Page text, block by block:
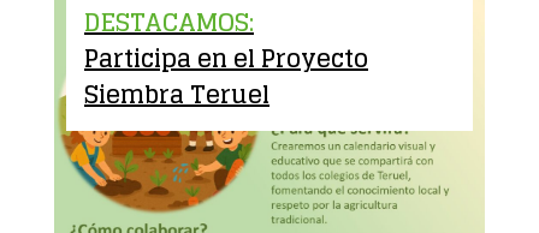
DESTACAMOS:
Participa en el Proyecto
Siembra Teruel